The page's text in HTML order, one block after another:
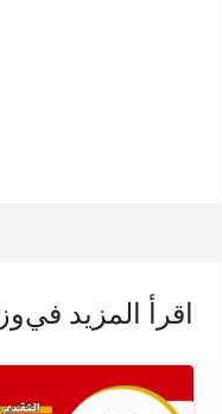
اقرأ المزيد في